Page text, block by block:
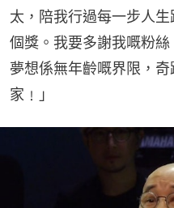
太，陪我行過每一步人
個獎。我要多謝我嘅粉
夢想係無年齡嘅界限，
家﹗」